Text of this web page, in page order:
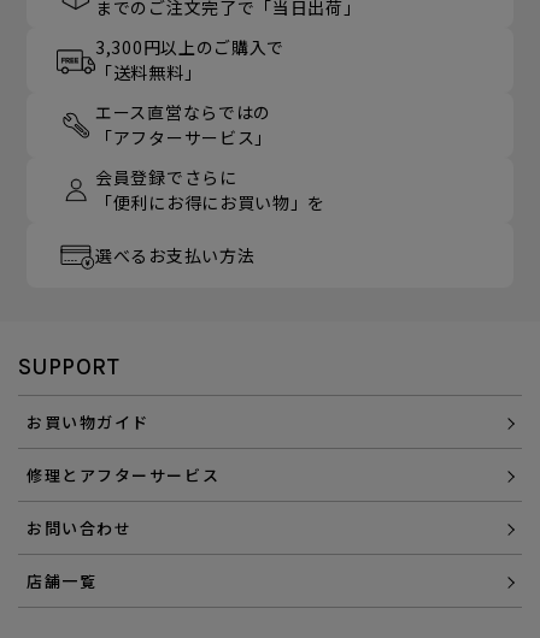
までのご注文完了で「当日出荷」
3,300円以上のご購入で
「送料無料」
エース直営ならではの
「アフターサービス」
会員登録でさらに
「便利にお得にお買い物」を
選べるお支払い方法
SUPPORT
お買い物ガイド
修理とアフターサービス
お問い合わせ
店舗一覧